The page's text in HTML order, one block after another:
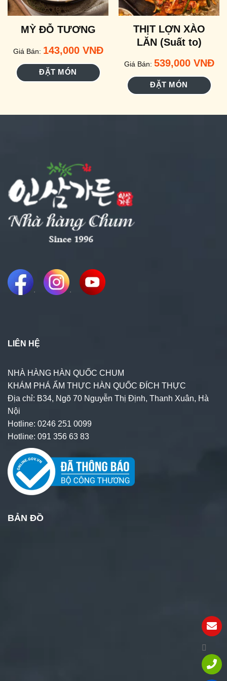
MỲ ĐỖ TƯƠNG
Giá Bán: 143,000 VNĐ
ĐẶT MÓN
THỊT LỢN XÀO
LĂN (Suất to)
Giá Bán: 539,000 VNĐ
ĐẶT MÓN
. .
LIÊN HỆ
NHÀ HÀNG HÀN QUỐC CHUM
KHÁM PHÁ ẨM THỰC HÀN QUỐC ĐÍCH THỰC
Địa chỉ: B34, Ngõ 70 Nguyễn Thị Định, Thanh Xuân, Hà
Nội
Hotline: 0246 251 0099
Hotline: 091 356 63 83
BẢN ĐỒ